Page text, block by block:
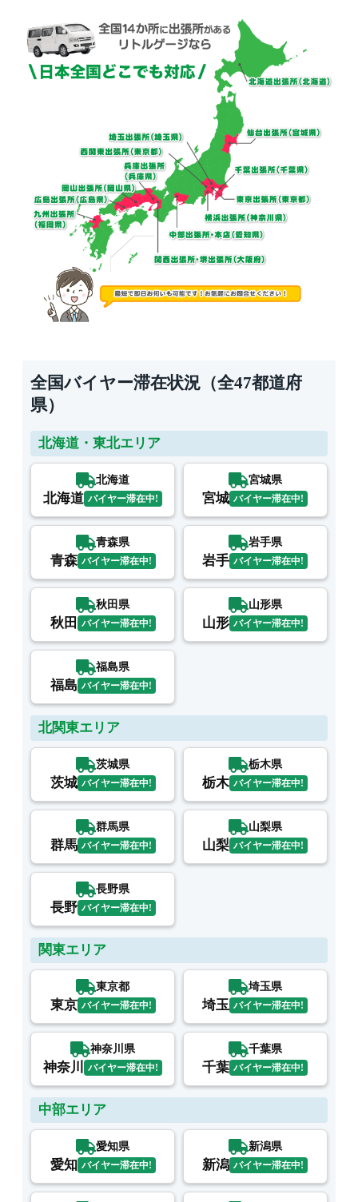
全国バイヤー滞在状況（全47都道府
県）
北海道・東北エリア
北海道
北海道 バイヤー滞在中!
宮城県
宮城 バイヤー滞在中!
青森県
青森 バイヤー滞在中!
岩手県
岩手 バイヤー滞在中!
秋田県
秋田 バイヤー滞在中!
山形県
山形 バイヤー滞在中!
福島県
福島 バイヤー滞在中!
北関東エリア
茨城県
茨城 バイヤー滞在中!
栃木県
栃木 バイヤー滞在中!
群馬県
群馬 バイヤー滞在中!
山梨県
山梨 バイヤー滞在中!
長野県
長野 バイヤー滞在中!
関東エリア
東京都
東京 バイヤー滞在中!
埼玉県
埼玉 バイヤー滞在中!
神奈川県
神奈川 バイヤー滞在中!
千葉県
千葉 バイヤー滞在中!
中部エリア
愛知県
愛知 バイヤー滞在中!
新潟県
新潟 バイヤー滞在中!